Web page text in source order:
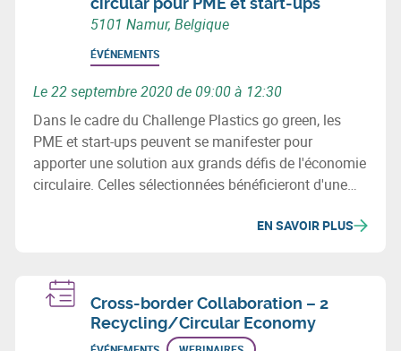
5101 Namur, Belgique
ÉVÉNEMENTS
Le 22 septembre 2020 de 09:00 à 12:30
Dans le cadre du Challenge Plastics go green, les
PME et start-ups peuvent se manifester pour
apporter une solution aux grands défis de l'économie
circulaire. Celles sélectionnées bénéficieront d'une
spécialisé. Plus d'info lors du séminaire du 22/09.
EN SAVOIR PLUS
Cross-border Collaboration – 2
Recycling/Circular Economy